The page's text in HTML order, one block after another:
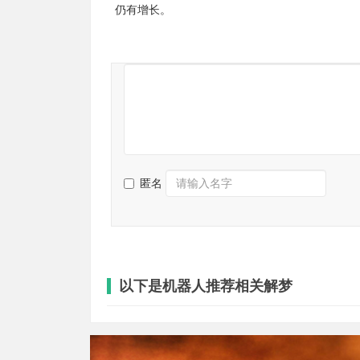
仍有增长。
匿名
以下是机器人推荐相关解梦